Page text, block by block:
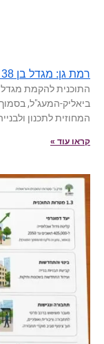
רמת גן: מגדל בן 38 קומות עם 206 דירות סמוך לבניין עירייה
ביאליק-המעג"ל, בסמוך
המחוזית לתכנון
קראו עוד »